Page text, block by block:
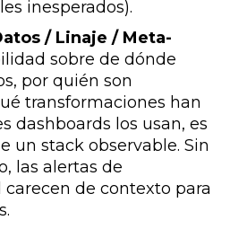
inesperados).
/ Linaje / Meta-
sobre de dónde
por quién son
transformaciones han
dashboards los usan, es
un stack observable. Sin
las alertas de
de contexto para